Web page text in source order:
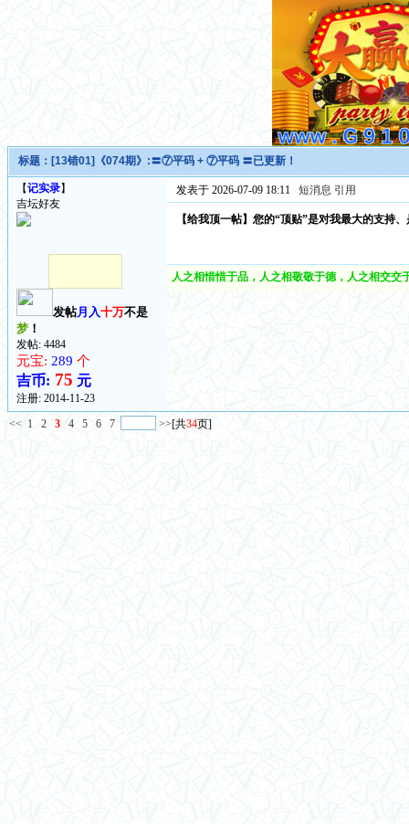
标题： [13错01]《074期》:〓⑦平码 + ⑦平码 〓已更新！
【记实录】
吉坛好友
发帖月入十万不是
梦！
发帖: 4484
元宝: 289 个
吉币: 75 元
注册: 2014-11-23
发表于 2026-07-09 18:11 短消息 引用
【给我顶一帖】您的“顶贴”是对我最大的支持
人之相惜惜于品，人之相敬敬于德，人之相交
<< 1 2 3 4 5 6 7 >>[共34页]